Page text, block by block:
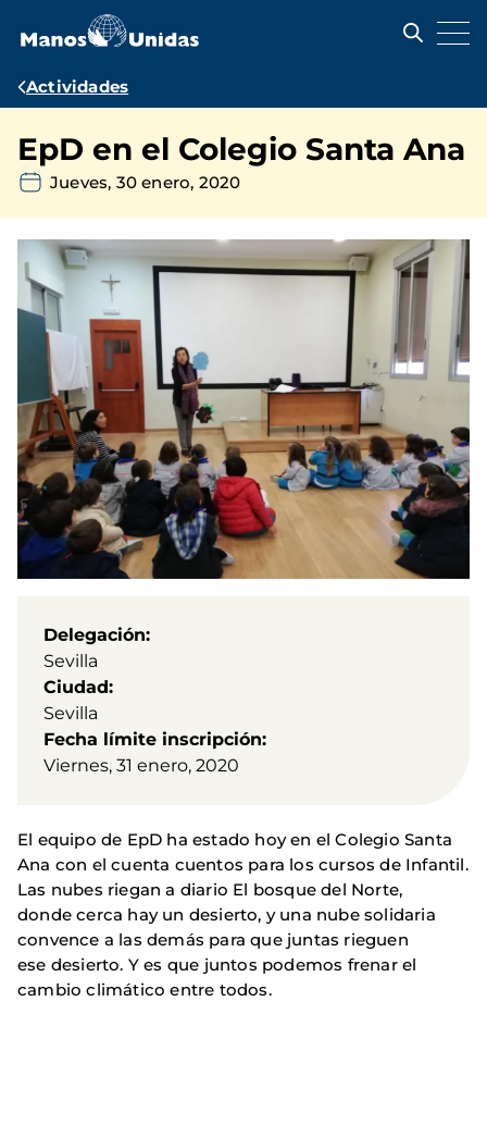
contenido
Ruta
navegación
Actividades
EpD en el Colegio Santa Ana
Jueves, 30 enero, 2020
Delegación
Sevilla
Ciudad
Sevilla
Fecha límite inscripción
Viernes, 31 enero, 2020
El equipo de EpD ha estado hoy en el Colegio Santa
Ana con el cuenta cuentos para los cursos de Infantil.
Las nubes riegan a diario El bosque del Norte,
donde cerca hay un desierto, y una nube solidaria
convence a las demás para que juntas rieguen
ese desierto. Y es que juntos podemos frenar el
cambio climático entre todos.